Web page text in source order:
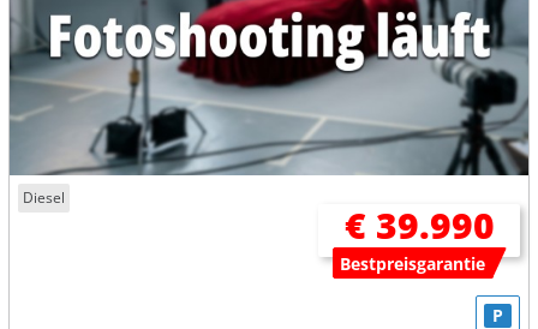
Diesel
€ 39.990
Bestpreisgarantie
P